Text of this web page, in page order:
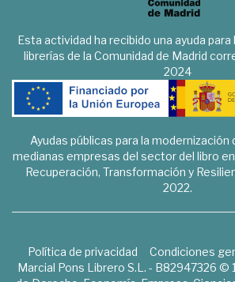
Esta actividad ha recibido una ayuda
librerías de la Comunidad de Madrid
2024
Ayudas públicas para la modernización
medianas empresas del sector del libro
Recuperación, Transformación y
2022.
Política de privacidad Condiciones
Marcial Pons Librero S.L. - B82947326 ©